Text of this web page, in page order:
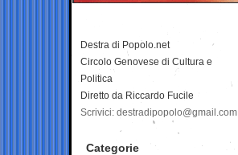
Destra di Popolo.net
Circolo Genovese di Cultura e
Politica
Diretto da Riccardo Fucile
Scrivici: destradipopolo@gmail.com
Categorie